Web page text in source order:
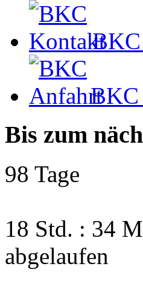
Bis zum
98 Tage
18 Std. : 34
abgelaufen